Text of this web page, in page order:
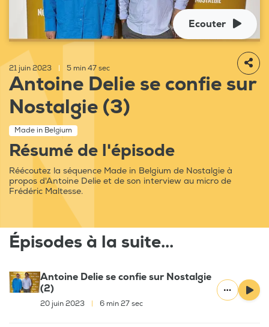
Ecouter
21 juin 2023 5 min 47 sec
Antoine Delie se confie sur
Nostalgie (3)
Made in Belgium
Résumé de l'épisode
Réécoutez la séquence Made in Belgium de Nostalgie à
propos d'Antoine Delie et de son interview au micro de
Frédéric Maltesse.
Épisodes à la suite...
Antoine Delie se confie sur Nostalgie
(2)
20 juin 2023 6 min 27 sec